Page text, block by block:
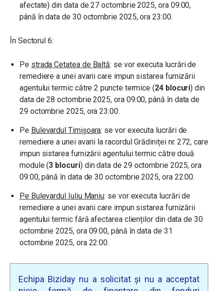
afectate) din data de 27 octombrie 2025, ora 09:00,
până în data de 30 octombrie 2025, ora 23:00.
În Sectorul 6:
Pe strada Cetatea de Baltă: se vor executa lucrări de
remediere a unei avarii care impun sistarea furnizării
agentului termic către 2 puncte termice (24 blocuri) din
data de 28 octombrie 2025, ora 09:00, până în data de
29 octombrie 2025, ora 23:00.
Pe Bulevardul Timișoara: se vor executa lucrări de
remediere a unei avarii la racordul Grădiniței nr. 272, care
impun sistarea furnizării agentului termic către două
module (3 blocuri) din data de 29 octombrie 2025, ora
09:00, până în data de 30 octombrie 2025, ora 22:00.
Pe Bulevardul Iuliu Maniu: se vor executa lucrări de
remediere a unei avarii care impun sistarea furnizării
agentului termic fără afectarea clienților din data de 30
octombrie 2025, ora 09:00, până în data de 31
octombrie 2025, ora 22:00.
Echipa Biziday nu a solicitat și nu a acceptat